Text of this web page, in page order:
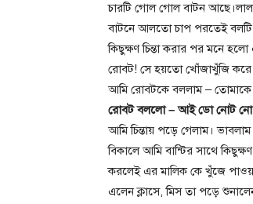
চারটি গোল গোল বাটন
বাটনে আলতো চাপ পরতেই
কিছুক্ষণ চিন্তা করার পর মনে
রোবট! সে হয়তো খোঁজাখুঁজি করে
আমি রোবটকে বললাম –
রোবট বললো – আই ডো নোট
আমি চিন্তায় পড়ে গেলাম।
বিকালে আমি বান্টির সাথে
করলেই এর মালিক কে খুঁজে
এলেন ক্লাসে, মিস তা পড়ে